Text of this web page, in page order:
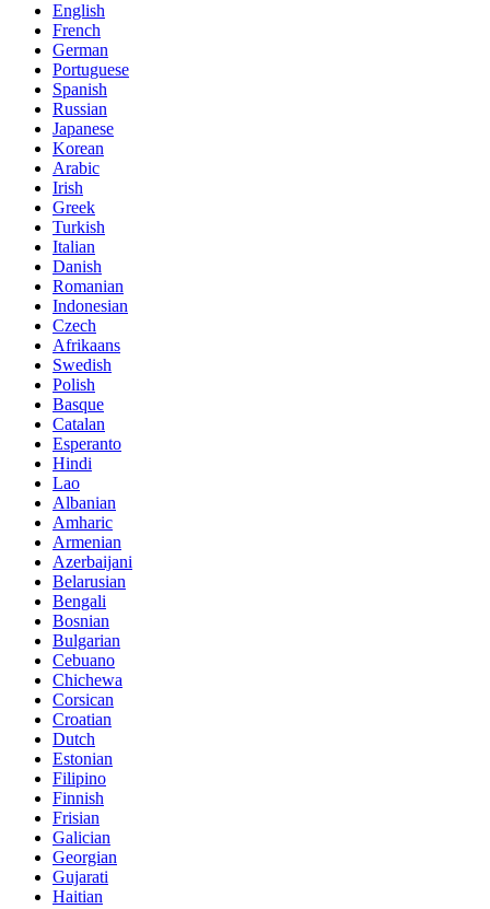
English
French
German
Portuguese
Spanish
Russian
Japanese
Korean
Arabic
Irish
Greek
Turkish
Italian
Danish
Romanian
Indonesian
Czech
Afrikaans
Swedish
Polish
Basque
Catalan
Esperanto
Hindi
Lao
Albanian
Amharic
Armenian
Azerbaijani
Belarusian
Bengali
Bosnian
Bulgarian
Cebuano
Chichewa
Corsican
Croatian
Dutch
Estonian
Filipino
Finnish
Frisian
Galician
Georgian
Gujarati
Haitian